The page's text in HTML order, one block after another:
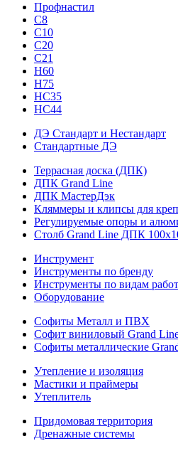
Профнастил
С8
С10
С20
С21
H60
H75
HС35
НС44
ДЭ Стандарт и Нестандарт
Стандартные ДЭ
Террасная доска (ДПК)
ДПК Grand Line
ДПК МастерДэк
Кляммеры и клипсы для
Регулируемые опоры и
Столб Grand Line ДПК
Инструмент
Инструменты по бренду
Инструменты по видам работ
Оборудование
Софиты Металл и ПВХ
Софит виниловый Grand
Софиты металлические
Утепление и изоляция
Мастики и праймеры
Утеплитель
Придомовая территория
Дренажные системы